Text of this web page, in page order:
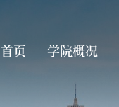
首页 学院概况